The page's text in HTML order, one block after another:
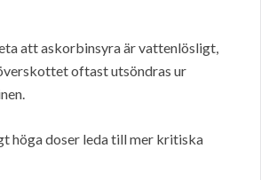
att askorbinsyra är vattenlösligt,
oftast utsöndras ur
höga doser leda till mer kritiska